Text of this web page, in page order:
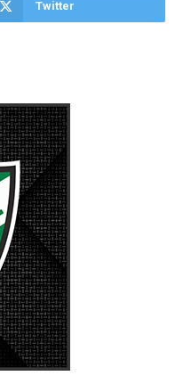
Twitter